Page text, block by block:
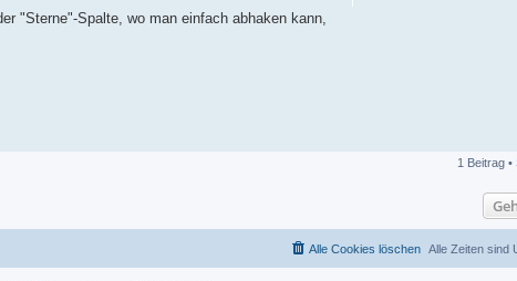
"Sterne"-Spalte, wo man einfach abhaken kann,
1 Beitrag •
Alle Zeiten sind
Alle Cookies löschen